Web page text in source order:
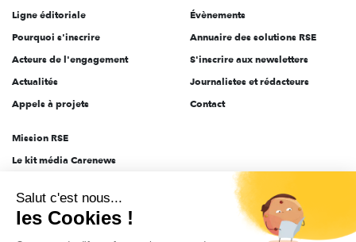
Ligne éditoriale
Pourquoi s'inscrire
Acteurs de l'engagement
Actualités
Appels à projets
Évènements
Annuaire des solutions RSE
S'inscrire aux newsletters
Journalistes et rédacteurs
Contact
Mission RSE
Le kit média Carenews
AEF info
Novethic
Salut c'est nous...
les Cookies !